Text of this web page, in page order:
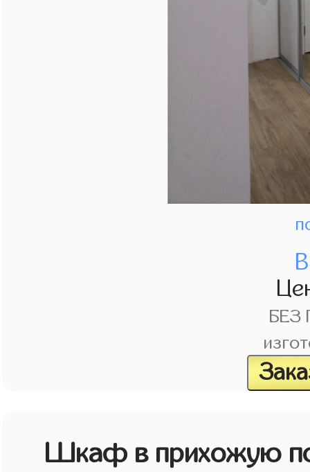
БЕЗ
Шкаф в прихожую по